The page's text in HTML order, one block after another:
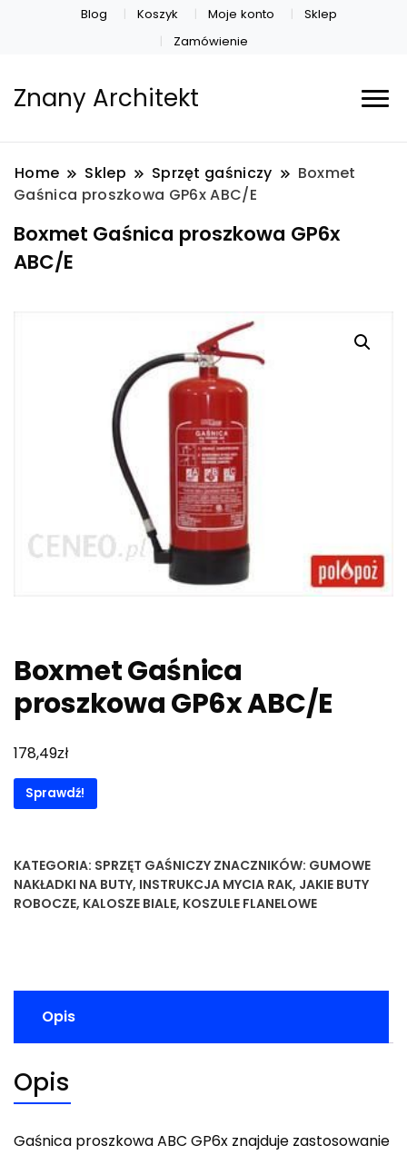
Blog Koszyk Moje konto
Sklep
Zamówienie
Znany Architekt
Home Sklep Sprzęt gaśniczy
Boxmet
Gaśnica proszkowa GP6x ABC/E
Boxmet Gaśnica proszkowa GP6x
ABC/E
Boxmet Gaśnica
proszkowa GP6x ABC/E
178,49zł
Sprawdź!
KATEGORIA: SPRZĘT GAŚNICZY ZNACZNIKÓW: GUMOWE
NAKŁADKI NA BUTY, INSTRUKCJA MYCIA RAK, JAKIE BUTY
ROBOCZE, KALOSZE BIALE, KOSZULE FLANELOWE
Opis
Opis
Gaśnica proszkowa ABC GP6x znajduje zastosowanie